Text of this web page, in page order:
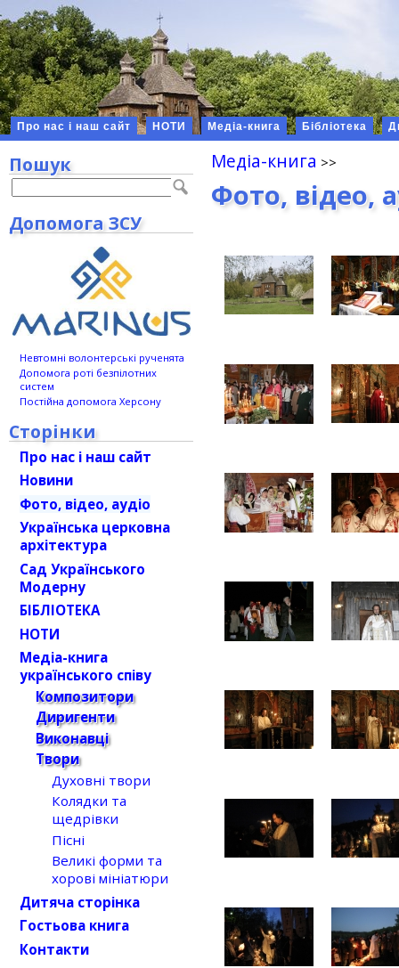
Про нас і наш сайт НОТИ Медіа-книга Бібліотека
Медіа-книга
Фото, відео,
Пошук
Допомога ЗСУ
Невтомні волонтерські рученята
Допомога роті безпілотних
систем
Постійна допомога Херсону
Сторінки
Про нас і наш сайт
Новини
Фото, відео, аудіо
Українська церковна
архітектура
Сад Українського
Модерну
БІБЛІОТЕКА
НОТИ
Медіа-книга
українського співу
Композитори
Диригенти
Виконавці
Твори
Духовні твори
Колядки та
щедрівки
Пісні
Великі форми та
хорові мініатюри
Дитяча сторінка
Гостьова книга
Контакти